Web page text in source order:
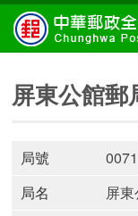
屏東公館郵
局號
局名
屏